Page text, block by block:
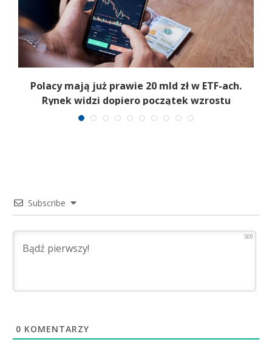
Polacy mają już prawie 20 mld zł w ETF-ach.
Rynek widzi dopiero początek wzrostu
Subscribe
500
0 KOMENTARZY